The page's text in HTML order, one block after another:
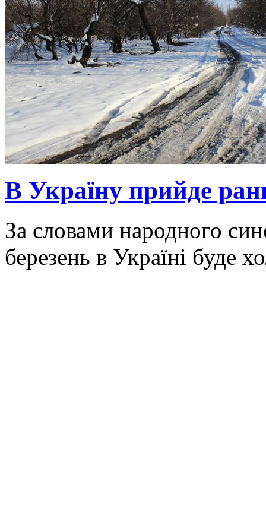
В Україну прийде
За словами народного
березень в Україні буде